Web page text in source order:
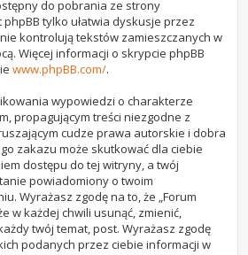
do pobrania ze strony
phpBB tylko ułatwia dyskusje przez
kontrolują tekstów zamieszczanych w
Więcej informacji o skrypcie phpBB
www.phpBB.com/.
wypowiedzi o charakterze
propagującym treści niezgodne z
cudze prawa autorskie i dobra
zakazu może skutkować dla ciebie
dostępu do tej witryny, a twój
powiadomiony o twoim
Wyrażasz zgodę na to, że „Forum
w każdej chwili usunąć, zmienić,
twój temat, post. Wyrażasz zgodę
podanych przez ciebie informacji w